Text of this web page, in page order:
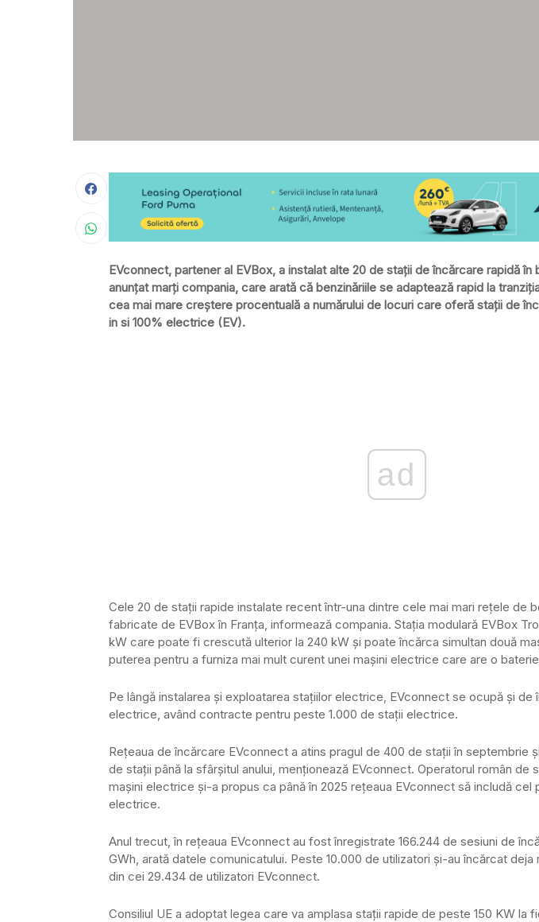
EVconnect, partener al EVBox, a instalat alte 20 de staţii de încărcare rapidă în
anunțat marți compania, care arată că benzinăriile se adaptează rapid la
cea mai mare creştere procentuală a numărului de locuri care oferă staţii de
in si 100% electrice (EV).
ad
Cele 20 de staţii rapide instalate recent într-una dintre cele mai mari reţele de
fabricate de EVBox în Franţa, informează compania. Staţia modulară EVBox
kW care poate fi crescută ulterior la 240 kW şi poate încărca simultan două
puterea pentru a furniza mai mult curent unei maşini electrice care are o
Pe lângă instalarea şi exploatarea staţiilor electrice, EVconnect se ocupă şi de
electrice, având contracte pentru peste 1.000 de staţii electrice.
Reţeaua de încărcare EVconnect a atins pragul de 400 de staţii în septembrie
de staţii până la sfârşitul anului, menţionează EVconnect. Operatorul român de
maşini electrice şi-a propus ca până în 2025 reţeaua EVconnect să includă cel
electrice.
Anul trecut, în reţeaua EVconnect au fost înregistrate 166.244 de sesiuni de
GWh, arată datele comunicatului. Peste 10.000 de utilizatori şi-au încărcat
din cei 29.434 de utilizatori EVconnect.
Consiliul UE a adoptat legea care va amplasa staţii rapide de peste 150 KW la